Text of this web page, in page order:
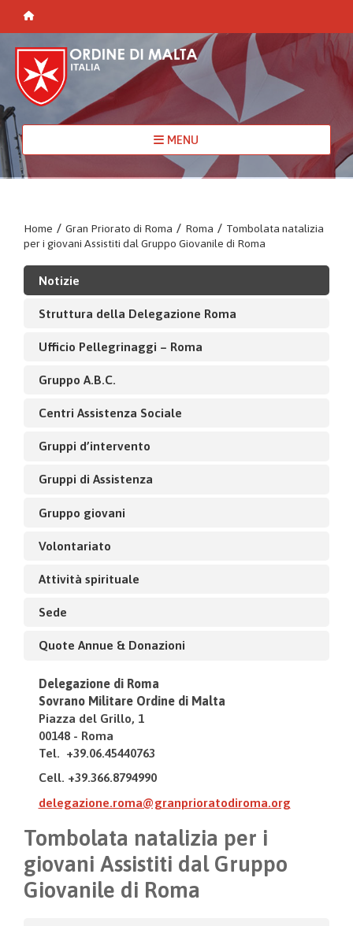
MENU
Home / Gran Priorato di Roma / Roma / Tombolata natalizia
per i giovani Assistiti dal Gruppo Giovanile di Roma
Notizie
Struttura della Delegazione Roma
Ufficio Pellegrinaggi – Roma
Gruppo A.B.C.
Centri Assistenza Sociale
Gruppi d’intervento
Gruppi di Assistenza
Gruppo giovani
Volontariato
Attività spirituale
Sede
Quote Annue & Donazioni
Delegazione di Roma
Sovrano Militare Ordine di Malta
Piazza del Grillo, 1
00148 - Roma
Tel. +39.06.45440763
Cell. +39.366.8794990
delegazione.roma@granprioratodiroma.org
Tombolata natalizia per i
giovani Assistiti dal Gruppo
Giovanile di Roma